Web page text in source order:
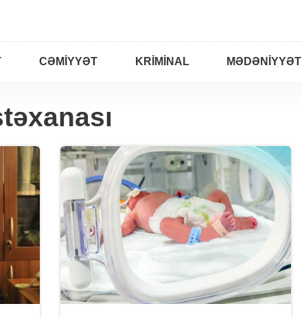
CƏMIYYƏT KRIMINAL MƏDƏNIYYƏT